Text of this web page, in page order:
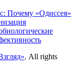
Почему «Одиссея»
. All rights